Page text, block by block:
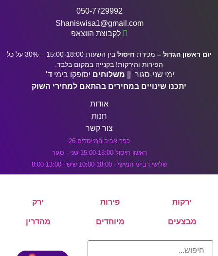
אודות
חנות
צור קשר
כפר אביב המייסדים 26
ראשון חיסול 15:00-18:00 שני - סגור
שלישי רביעי חמישי - 10:00-18:00 שישי- 8:00-13:00
יום ראשון הגדול – מכירת חיסול
בין השעות 15:00-18:00 – 30% על כל
הפירות והירקות! בקנייה במקום בלבד.
ימי שני-סגור || משלוחים יסופקו בימי ד'
יתכנו שינויים במחירים בהתאם למחירי השוק
050-7729992
Shaniswisa1@gmail.com
לקבוצת הווצאפ
ירקות פירות ירק
מבצעים מיוחדים מהדרין